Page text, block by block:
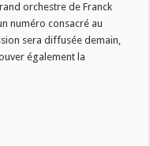
orchestre de Franck
numéro consacré au
sera diffusée demain,
également la